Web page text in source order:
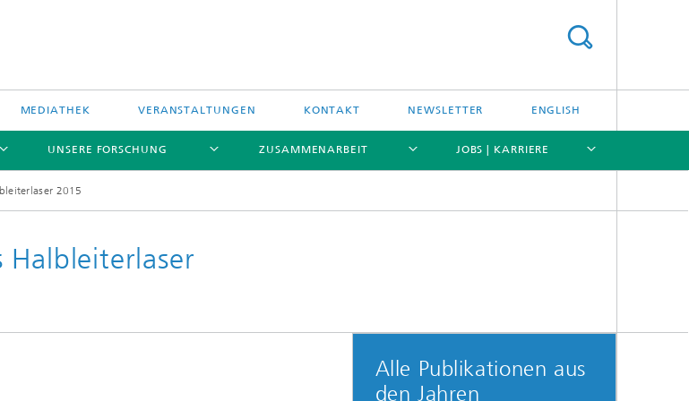
MEDIATHEK VERANSTALTUNGEN KONTAKT NEWSLETTER ENGLISH
UNSERE FORSCHUNG ZUSAMMENARBEIT JOBS | KARRIERE
2015
Halbleiterlaser
Alle Publikationen aus
den Jahren